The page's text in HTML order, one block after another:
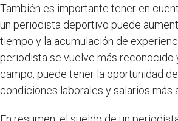
También es importante tener en
un periodista deportivo puede
tiempo y la acumulación de
periodista se vuelve más reconocido
campo, puede tener la oportunidad
condiciones laborales y salarios más